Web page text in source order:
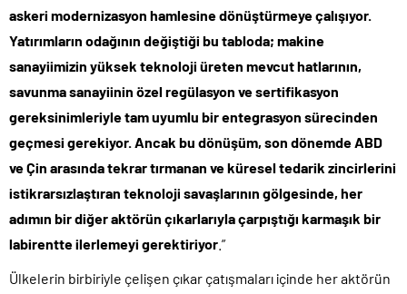
askeri modernizasyon hamlesine dönüştürmeye çalışıyor.
Yatırımların odağının değiştiği bu tabloda; makine
sanayiimizin yüksek teknoloji üreten mevcut hatlarının,
savunma sanayiinin özel regülasyon ve sertifikasyon
gereksinimleriyle tam uyumlu bir entegrasyon sürecinden
geçmesi gerekiyor. Ancak bu dönüşüm, son dönemde ABD
ve Çin arasında tekrar tırmanan ve küresel tedarik zincirlerini
istikrarsızlaştıran teknoloji savaşlarının gölgesinde, her
adımın bir diğer aktörün çıkarlarıyla çarpıştığı karmaşık bir
labirentte ilerlemeyi gerektiriyor .”
Ülkelerin birbiriyle çelişen çıkar çatışmaları içinde her aktörün